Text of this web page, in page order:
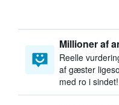
Millioner af
Reelle
af gæster
med ro i sindet!